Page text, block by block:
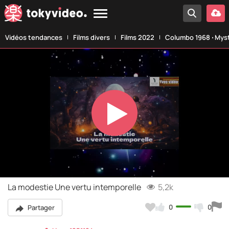
Vidéos tendances Films divers Films 2022 Columbo 1968 ‧
Play
Video
La modestie Une vertu intemporelle 5,2k
Partager 0 0